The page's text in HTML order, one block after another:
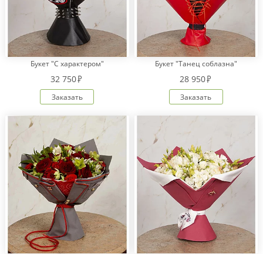
Букет "С характером"
32 750
Заказать
Букет "Танец соблазна"
28 950
Заказать